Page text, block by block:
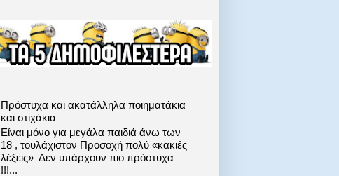
Πρόστυχα και ακατάλληλα ποιηματάκια
και στιχάκια
Είναι μόνο για μεγάλα παιδιά άνω των
18 , τουλάχιστον Προσοχή πολύ «κακιές
λέξεις» Δεν υπάρχουν πιο πρόστυχα
!!!...